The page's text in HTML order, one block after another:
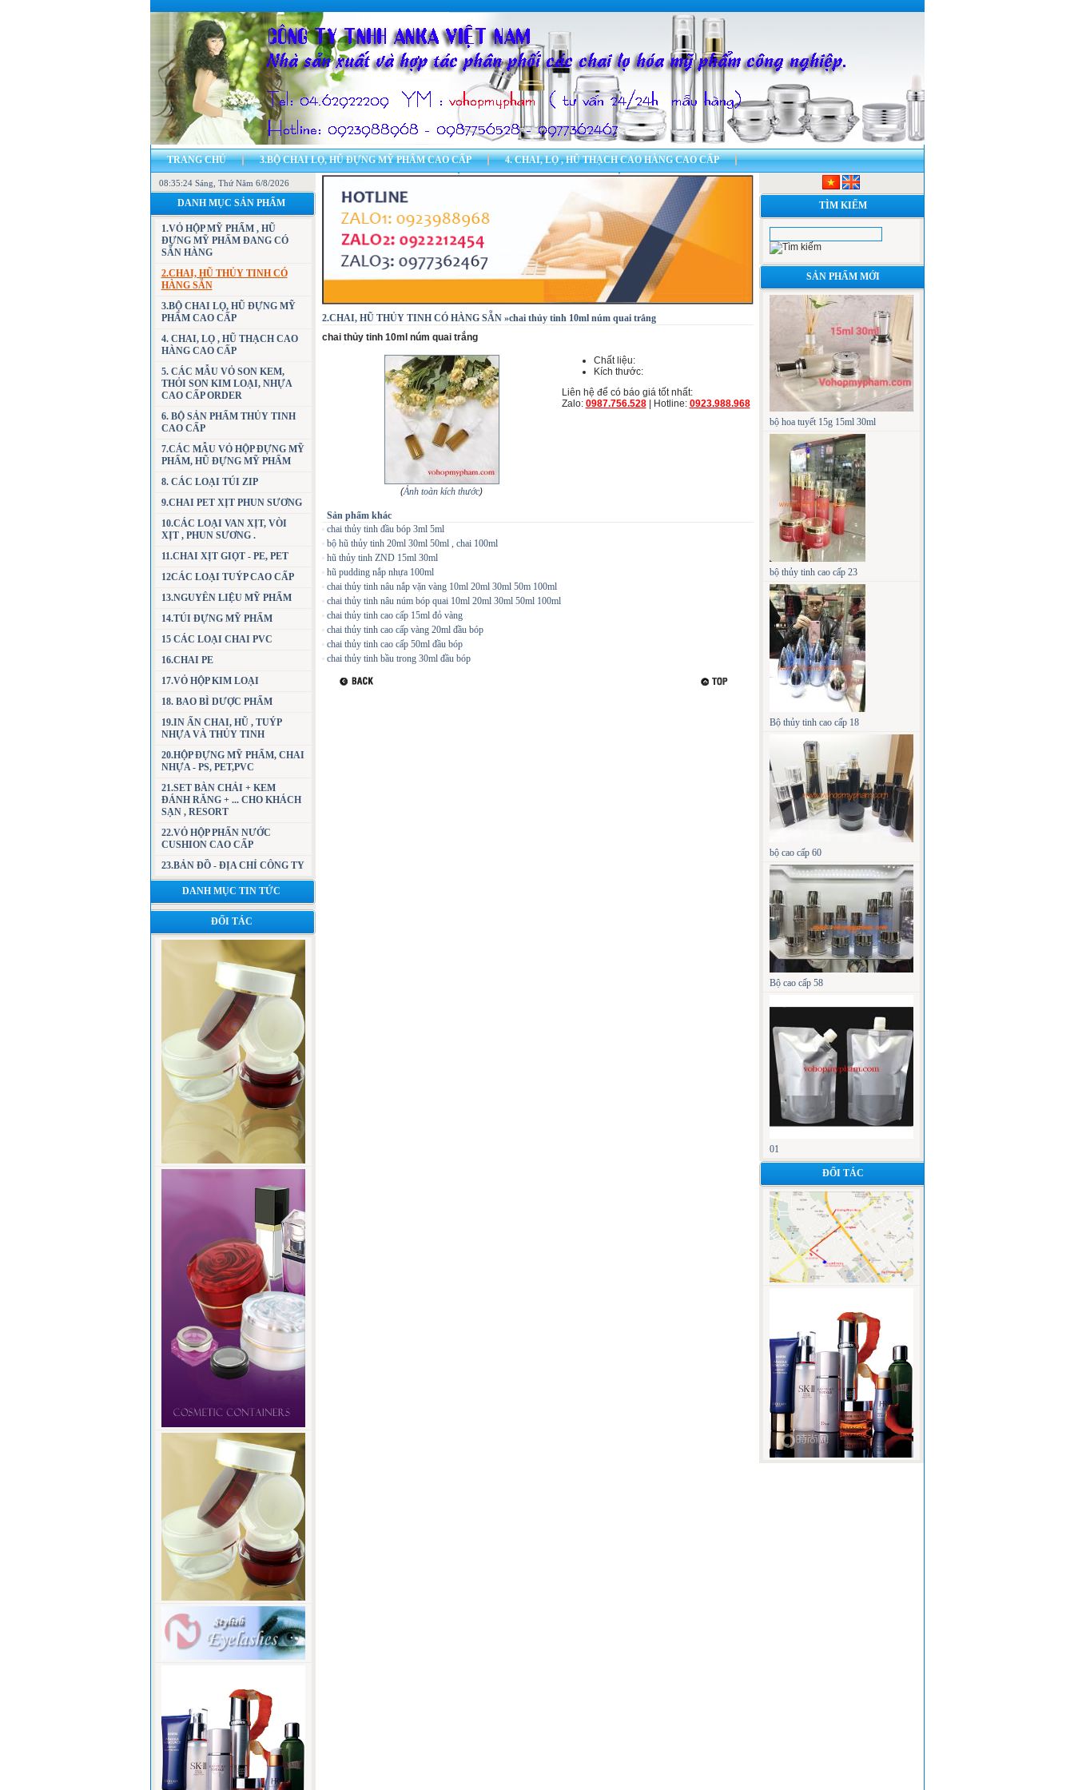
TRANG CHỦ 3.BỘ CHAI LỌ, HŨ ĐỰNG MỸ PHẨM CAO CẤP 4. CHAI, LỌ , HŨ THẠCH CAO HÀNG CAO CẤP
7.CÁC MẪU VỎ HỘP ĐỰNG MỸ PHẨM, HŨ ĐỰNG MỸ PHẨM 19.IN ẤN CHAI, HŨ , TUÝP NHỰA VÀ THỦY TINH
23.BẢN ĐỒ - ĐỊA CHỈ CÔNG TY
08:35:25 Sáng , Thứ Năm 6/8/2026
DANH MỤC SẢN PHẨM
1.VỎ HỘP MỸ PHẨM , HŨ
ĐỰNG MỸ PHẨM ĐANG CÓ
SẴN HÀNG
2.CHAI, HŨ THỦY TINH CÓ
HÀNG SẴN
3.BỘ CHAI LỌ, HŨ ĐỰNG MỸ
PHẨM CAO CẤP
4. CHAI, LỌ , HŨ THẠCH CAO
HÀNG CAO CẤP
5. CÁC MẪU VỎ SON KEM,
THỎI SON KIM LOẠI, NHỰA
CAO CẤP ORDER
6. BỘ SẢN PHẨM THỦY TINH
CAO CẤP
7.CÁC MẪU VỎ HỘP ĐỰNG MỸ
PHẨM, HŨ ĐỰNG MỸ PHẨM
8. CÁC LOẠI TÚI ZIP
9.CHAI PET XỊT PHUN SƯƠNG
10.CÁC LOẠI VAN XỊT, VÒI
XỊT , PHUN SƯƠNG .
11.CHAI XỊT GIỌT - PE, PET
12CÁC LOẠI TUÝP CAO CẤP
13.NGUYÊN LIỆU MỸ PHẨM
14.TÚI ĐỰNG MỸ PHẨM
15 CÁC LOẠI CHAI PVC
16.CHAI PE
17.VỎ HỘP KIM LOẠI
18. BAO BÌ DƯỢC PHẨM
19.IN ẤN CHAI, HŨ , TUÝP
NHỰA VÀ THỦY TINH
20.HỘP ĐỰNG MỸ PHẨM, CHAI
NHỰA - PS, PET,PVC
21.SET BÀN CHẢI + KEM
ĐÁNH RĂNG + ... CHO KHÁCH
SẠN , RESORT
22.VỎ HỘP PHẤN NƯỚC
CUSHION CAO CẤP
23.BẢN ĐỒ - ĐỊA CHỈ CÔNG TY
DANH MỤC TIN TỨC
ĐỐI TÁC
2.CHAI, HŨ THỦY TINH CÓ HÀNG SẴN »chai thủy tinh 10ml núm quai trắng
chai thủy tinh 10ml núm quai trắng
(Ảnh toàn kích thước)
Chất liệu:
Kích thước:
Liên hệ để có báo giá tốt nhất:
Zalo: 0987.756.528| Hotline: 0923.988.968
Sản phẩm khác
chai thủy tinh đầu bóp 3ml 5ml
bộ hũ thủy tinh 20ml 30ml 50ml , chai 100ml
hũ thủy tinh ZND 15ml 30ml
hũ pudding nắp nhựa 100ml
chai thủy tinh nâu nắp vặn vàng 10ml 20ml 30ml 50m 100ml
chai thủy tinh nâu núm bóp quai 10ml 20ml 30ml 50ml 100ml
chai thủy tinh cao cấp 15ml đỏ vàng
chai thủy tinh cao cấp vàng 20ml đầu bóp
chai thủy tinh cao cấp 50ml đầu bóp
chai thủy tinh bầu trong 30ml đầu bóp
TÌM KIẾM
SẢN PHẨM MỚI
bộ hoa tuyết 15g 15ml 30ml
bộ thủy tinh cao cấp 23
Bộ thủy tinh cao cấp 18
bộ cao cấp 60
Bộ cao cấp 58
01
ĐỐI TÁC